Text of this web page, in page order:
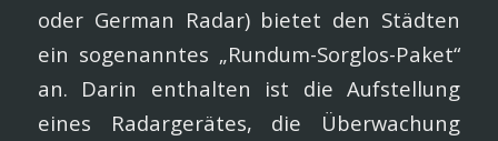
oder German Radar) bietet den Städten
ein sogenanntes „Rundum-Sorglos-Paket“
an. Darin enthalten ist die Aufstellung
eines Radargerätes, die Überwachung